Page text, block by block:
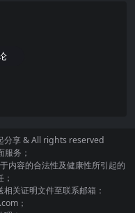
分享& All rights reserved
服务；
内容的合法性及健康性所引起的
关证明文件至联系邮箱：
；